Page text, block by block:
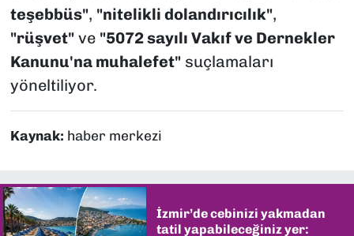
teşebbüs", "nitelikli dolandırıcılık",
"rüşvet"ve "5072 sayılı Vakıf ve Dernekler
Kanunu'na muhalefet"suçlamaları
yöneltiliyor.
Kaynak: haber merkezi
İzmir’de cebinizi yakmadan
tatil yapabileceğiniz yer: